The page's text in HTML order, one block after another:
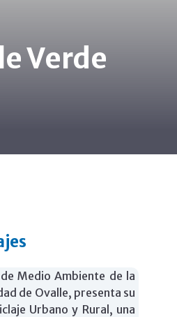
Verde
Medio Ambiente de la
de Ovalle, presenta su
Urbano y Rural, una